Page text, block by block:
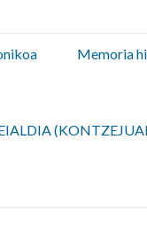
Memoria